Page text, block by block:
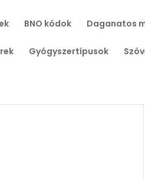
BNO kódok Daganatos
Gyógyszertípusok